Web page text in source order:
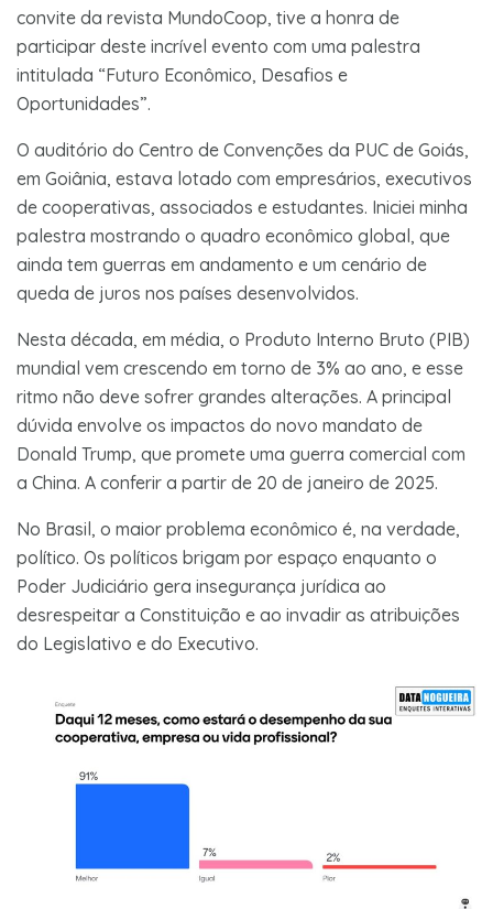
convite da revista MundoCoop, tive a honra de
participar deste incrível evento com uma palestra
intitulada “Futuro Econômico, Desafios e
Oportunidades”.
O auditório do Centro de Convenções da PUC de Goiás,
em Goiânia, estava lotado com empresários, executivos
de cooperativas, associados e estudantes. Iniciei minha
palestra mostrando o quadro econômico global, que
ainda tem guerras em andamento e um cenário de
queda de juros nos países desenvolvidos.
Nesta década, em média, o Produto Interno Bruto (PIB)
mundial vem crescendo em torno de 3% ao ano, e esse
ritmo não deve sofrer grandes alterações. A principal
dúvida envolve os impactos do novo mandato de
Donald Trump, que promete uma guerra comercial com
a China. A conferir a partir de 20 de janeiro de 2025.
No Brasil, o maior problema econômico é, na verdade,
político. Os políticos brigam por espaço enquanto o
Poder Judiciário gera insegurança jurídica ao
desrespeitar a Constituição e ao invadir as atribuições
do Legislativo e do Executivo.